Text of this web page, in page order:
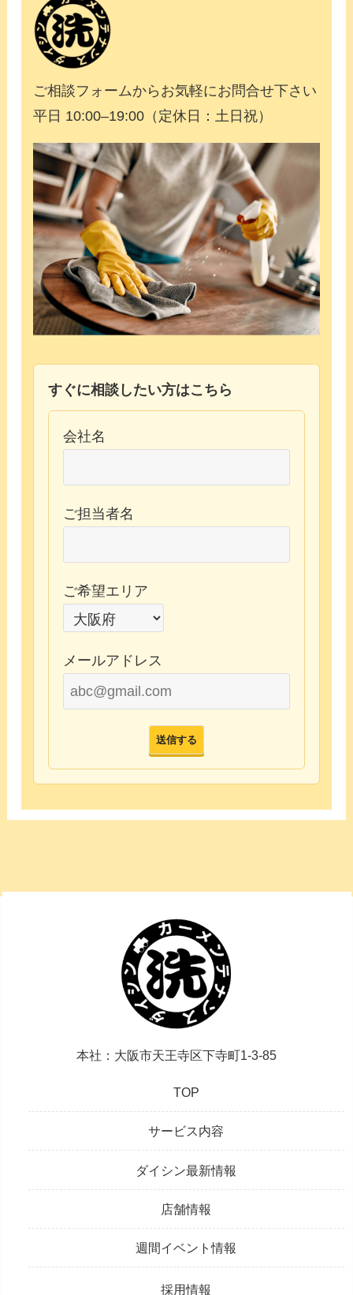
ご相談フォームからお気軽にお問合せ下さい
平日 10:00–19:00（定休日：土日祝）
すぐに相談したい方はこちら
会社名
ご担当者名
ご希望エリア
メールアドレス
本社：大阪市天王寺区下寺町1-3-85
TOP
サービス内容
ダイシン最新情報
店舗情報
週間イベント情報
採用情報